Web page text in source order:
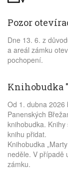
Pozor
Dne 13. 6. z
a areál zámku
pochopení.
Knihobudka
Od 1. dubna 2026
Panenských
knihobudka.
knihu přidat.
Knihobudka
neděle. V případě
zámku.